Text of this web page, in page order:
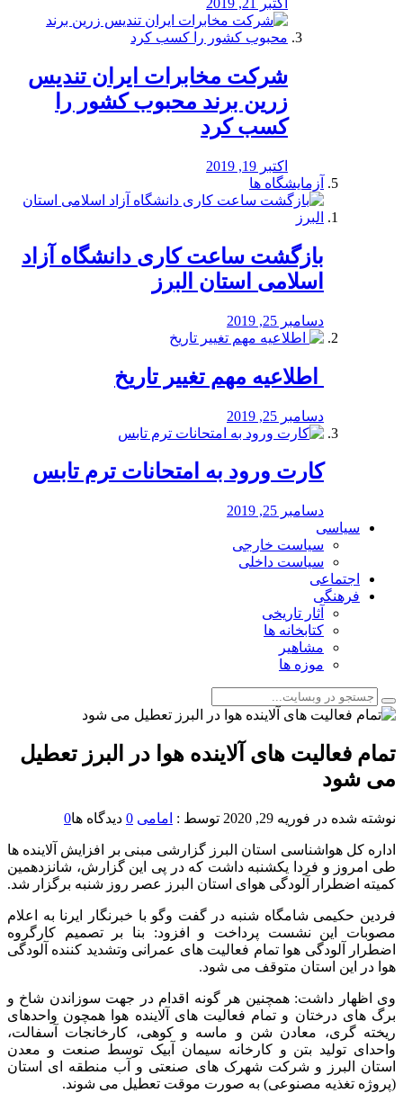
اکتبر 21, 2019
شرکت مخابرات ایران تندیس
زرین برند محبوب کشور را
کسب کرد
اکتبر 19, 2019
آزمایشگاه ها
بازگشت ساعت کاری دانشگاه آزاد
اسلامی استان البرز
دسامبر 25, 2019
️ اطلاعیه مهم تغییر تاریخ
دسامبر 25, 2019
کارت ورود به امتحانات ترم تابس
دسامبر 25, 2019
سیاسی
سیاست خارجی
سیاست داخلی
اجتماعی
فرهنگی
آثار تاریخی
کتابخانه ها
مشاهیر
موزه ها
تمام فعالیت های آلاینده هوا در البرز تعطیل
می شود
نوشته شده در فوریه 29, 2020 توسط : امامی 0 دیدگاه ها0
اداره کل هواشناسی استان البرز گزارشی مبنی بر افزایش آلاینده ها
طی امروز و فردا یکشنبه داشت که در پی این گزارش، شانزدهمین
کمیته اضطرار آلودگی هوای استان البرز عصر روز شنبه برگزار شد.
فردین حکیمی شامگاه شنبه در گفت وگو با خبرنگار ایرنا به اعلام
مصوبات این نشست پرداخت و افزود: بنا بر تصمیم کارگروه
اضطرار آلودگی هوا تمام فعالیت های عمرانی وتشدید کننده آلودگی
هوا در این استان متوقف می شود.
وی اظهار داشت: همچنین هر گونه اقدام در جهت سوزاندن شاخ و
برگ های درختان و تمام فعالیت های آلاینده هوا همچون واحدهای
ریخته گری، معادن شن و ماسه و کوهی، کارخانجات آسفالت،
واحدای تولید بتن و کارخانه سیمان آبیک توسط صنعت و معدن
استان البرز و شرکت شهرک های صنعتی و آب منطقه ای استان
(پروژه تغذیه مصنوعی) به صورت موقت تعطیل می شوند.